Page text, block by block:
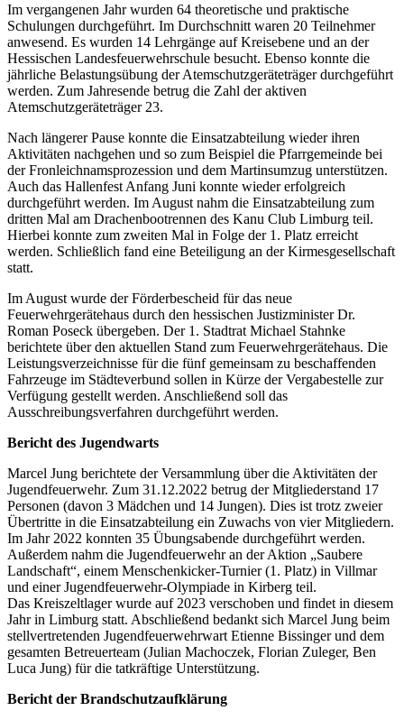
Im vergangenen Jahr wurden 64 theoretische und praktische
Schulungen durchgeführt. Im Durchschnitt waren 20 Teilnehmer
anwesend. Es wurden 14 Lehrgänge auf Kreisebene und an der
Hessischen Landesfeuerwehrschule besucht. Ebenso konnte die
jährliche Belastungsübung der Atemschutzgeräteträger durchgeführt
werden. Zum Jahresende betrug die Zahl der aktiven
Atemschutzgeräteträger 23.
Nach längerer Pause konnte die Einsatzabteilung wieder ihren
Aktivitäten nachgehen und so zum Beispiel die Pfarrgemeinde bei
der Fronleichnamsprozession und dem Martinsumzug unterstützen.
Auch das Hallenfest Anfang Juni konnte wieder erfolgreich
durchgeführt werden. Im August nahm die Einsatzabteilung zum
dritten Mal am Drachenbootrennen des Kanu Club Limburg teil.
Hierbei konnte zum zweiten Mal in Folge der 1. Platz erreicht
werden. Schließlich fand eine Beteiligung an der Kirmesgesellschaft
statt.
Im August wurde der Förderbescheid für das neue
Feuerwehrgerätehaus durch den hessischen Justizminister Dr.
Roman Poseck übergeben. Der 1. Stadtrat Michael Stahnke
berichtete über den aktuellen Stand zum Feuerwehrgerätehaus. Die
Leistungsverzeichnisse für die fünf gemeinsam zu beschaffenden
Fahrzeuge im Städteverbund sollen in Kürze der Vergabestelle zur
Verfügung gestellt werden. Anschließend soll das
Ausschreibungsverfahren durchgeführt werden.
Bericht des Jugendwarts
Marcel Jung berichtete der Versammlung über die Aktivitäten der
Jugendfeuerwehr. Zum 31.12.2022 betrug der Mitgliederstand 17
Personen (davon 3 Mädchen und 14 Jungen). Dies ist trotz zweier
Übertritte in die Einsatzabteilung ein Zuwachs von vier Mitgliedern.
Im Jahr 2022 konnten 35 Übungsabende durchgeführt werden.
Außerdem nahm die Jugendfeuerwehr an der Aktion „Saubere
Landschaft“, einem Menschenkicker-Turnier (1. Platz) in Villmar
und einer Jugendfeuerwehr-Olympiade in Kirberg teil.
Das Kreiszeltlager wurde auf 2023 verschoben und findet in diesem
Jahr in Limburg statt. Abschließend bedankt sich Marcel Jung beim
stellvertretenden Jugendfeuerwehrwart Etienne Bissinger und dem
gesamten Betreuerteam (Julian Machoczek, Florian Zuleger, Ben
Luca Jung) für die tatkräftige Unterstützung.
Bericht der Brandschutzaufklärung